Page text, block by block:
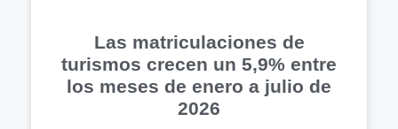
Las matriculaciones de
turismos crecen un 5,9% entre
los meses de enero a julio de
2026